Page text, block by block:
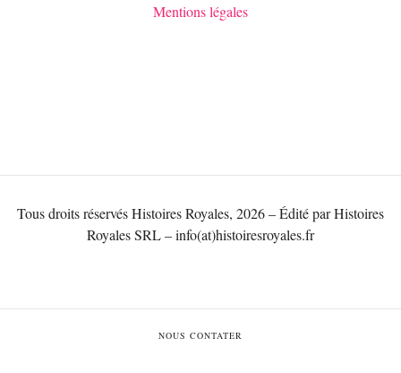
Mentions légales
Tous droits réservés Histoires Royales, 2026 – Édité par Histoires
Royales SRL – info(at)histoiresroyales.fr
NOUS CONTATER